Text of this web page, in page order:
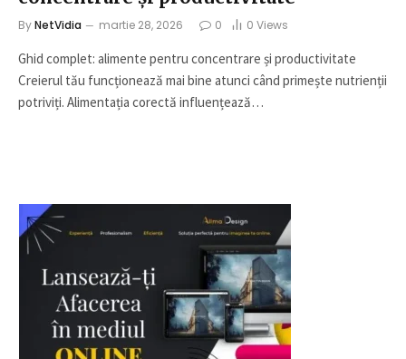
ByNetVidia martie 28, 2026 0 0 Views
Ghid complet: alimente pentru concentrare și productivitate
Creierul tău funcționează mai bine atunci când primește nutrienții
potriviți. Alimentația corectă influențează…